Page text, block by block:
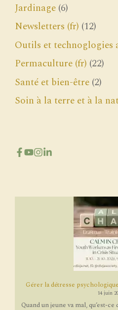
Jardinage (6)
Newsletters (fr) (12)
Outils et technoglogies
Permaculture (fr) (22)
Santé et bien-être (2)
Soin à la terre et à la
Gérer la détresse
14 juin
Quand un jeune va mal, qu’est-